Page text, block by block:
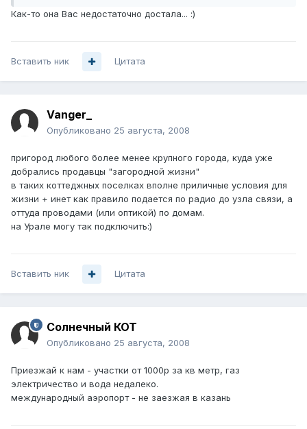
Как-то она Вас недостаточно достала... :)
Вставить ник Цитата
Vanger_
Опубликовано 25 августа, 2008
пригород любого более менее крупного города, куда уже
добрались продавцы "загородной жизни"
в таких коттеджных поселках вполне приличные условия для
жизни + инет как правило подается по радио до узла связи, а
оттуда проводами (или оптикой) по домам.
на Урале могу так подключить:)
Вставить ник Цитата
Солнечный КОТ
Опубликовано 25 августа, 2008
Приезжай к нам - участки от 1000р за кв метр, газ
электричество и вода недалеко.
международный аэропорт - не заезжая в казань